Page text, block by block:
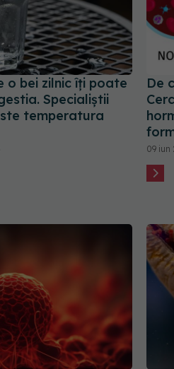
o bei zilnic îți poate
Specialiștii
temperatura
De
09 iun